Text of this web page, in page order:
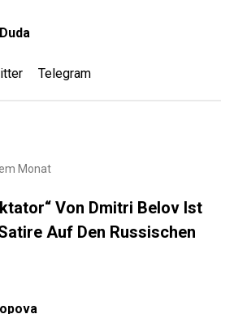
Telegram
Monat
Von Dmitri Belov Ist
Auf Den Russischen